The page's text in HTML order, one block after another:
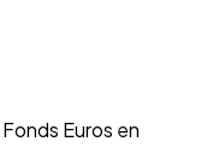
Fonds Euros en